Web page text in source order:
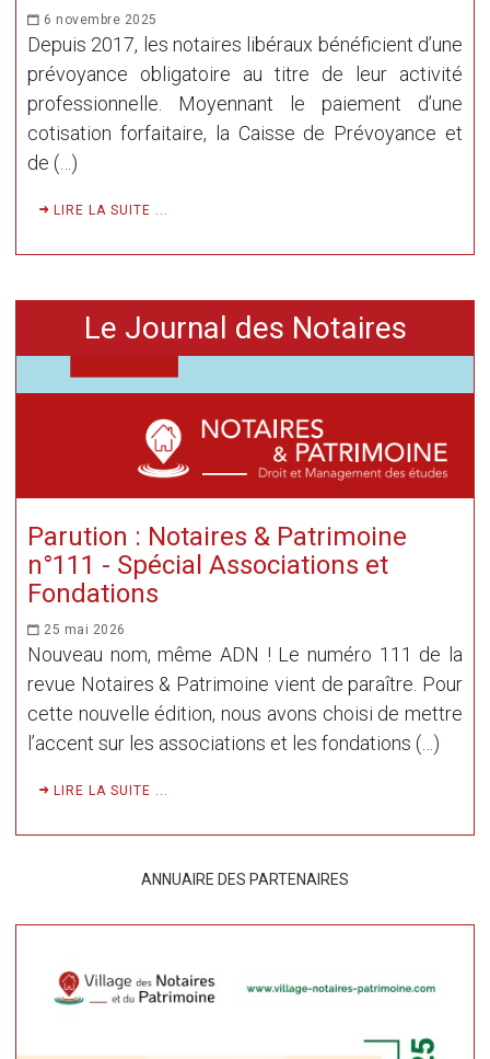
6 novembre 2025
Depuis 2017, les notaires libéraux bénéficient d’une
prévoyance obligatoire au titre de leur activité
professionnelle. Moyennant le paiement d’une
cotisation forfaitaire, la Caisse de Prévoyance et
de (…)
LIRE LA SUITE ...
Le Journal des Notaires
Parution : Notaires & Patrimoine
n°111 - Spécial Associations et
Fondations
25 mai 2026
Nouveau nom, même ADN ! Le numéro 111 de la
revue Notaires & Patrimoine vient de paraître. Pour
cette nouvelle édition, nous avons choisi de mettre
l’accent sur les associations et les fondations (…)
LIRE LA SUITE ...
ANNUAIRE DES PARTENAIRES